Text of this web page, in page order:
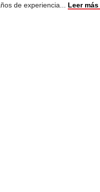
de experiencia
Leer más